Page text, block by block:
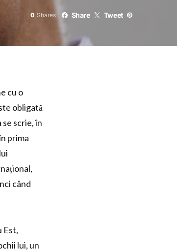
0 Shares Share Tweet
cu o
obligată
scrie, în
prima
când
Est,
lui, un